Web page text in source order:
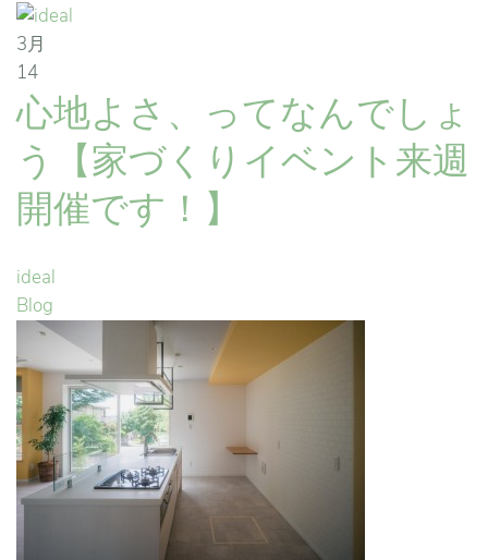
3月
14
心地よさ、ってなんでしょ
う【家づくりイベント来週
開催です！】
ideal
Blog